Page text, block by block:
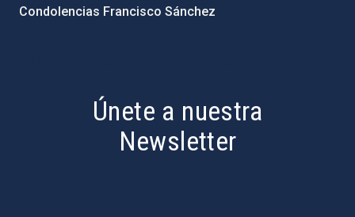
Condolencias Francisco Sánchez
Únete a nuestra
Newsletter